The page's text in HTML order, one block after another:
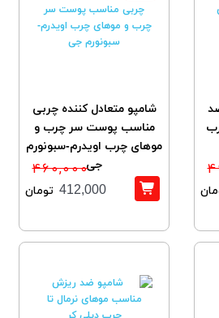
شامپو متعادل کننده چربی
مناسب پوست سر چرب و
موهای چرب اویدرم-سبونورم
460,000
412,000 تومان